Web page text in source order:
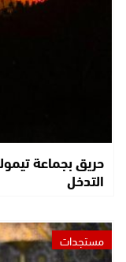
حريق بجماعة
التدخل
مستجدات